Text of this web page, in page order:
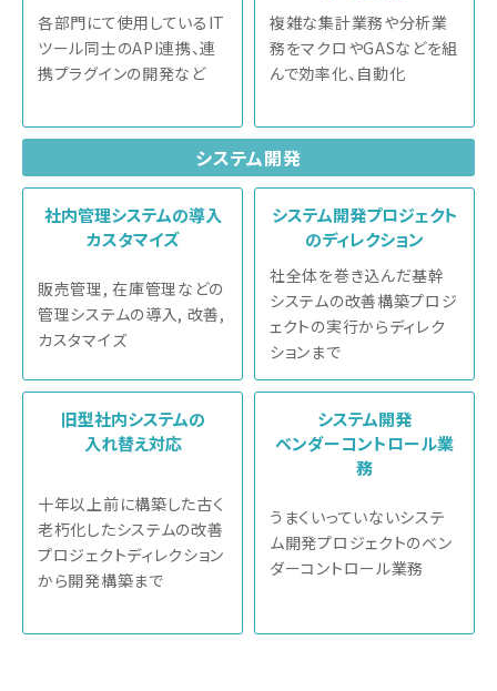
各部門にて使用しているIT
ツール同士のAPI連携、連
携プラグインの開発など
複雑な集計業務や分析業
務をマクロやGASなどを組
んで効率化、自動化
システム開発
社内管理システムの導入
カスタマイズ
販売管理, 在庫管理などの
管理システムの導入, 改善,
カスタマイズ
システム開発プロジェクト
のディレクション
社全体を巻き込んだ基幹
システムの改善構築プロジ
ェクトの実行からディレク
ションまで
旧型社内システムの
入れ替え対応
十年以上前に構築した古く
老朽化したシステムの改善
プロジェクトディレクション
から開発構築まで
システム開発
ベンダーコントロール業
務
うまくいっていないシステ
ム開発プロジェクトのベン
ダーコントロール業務